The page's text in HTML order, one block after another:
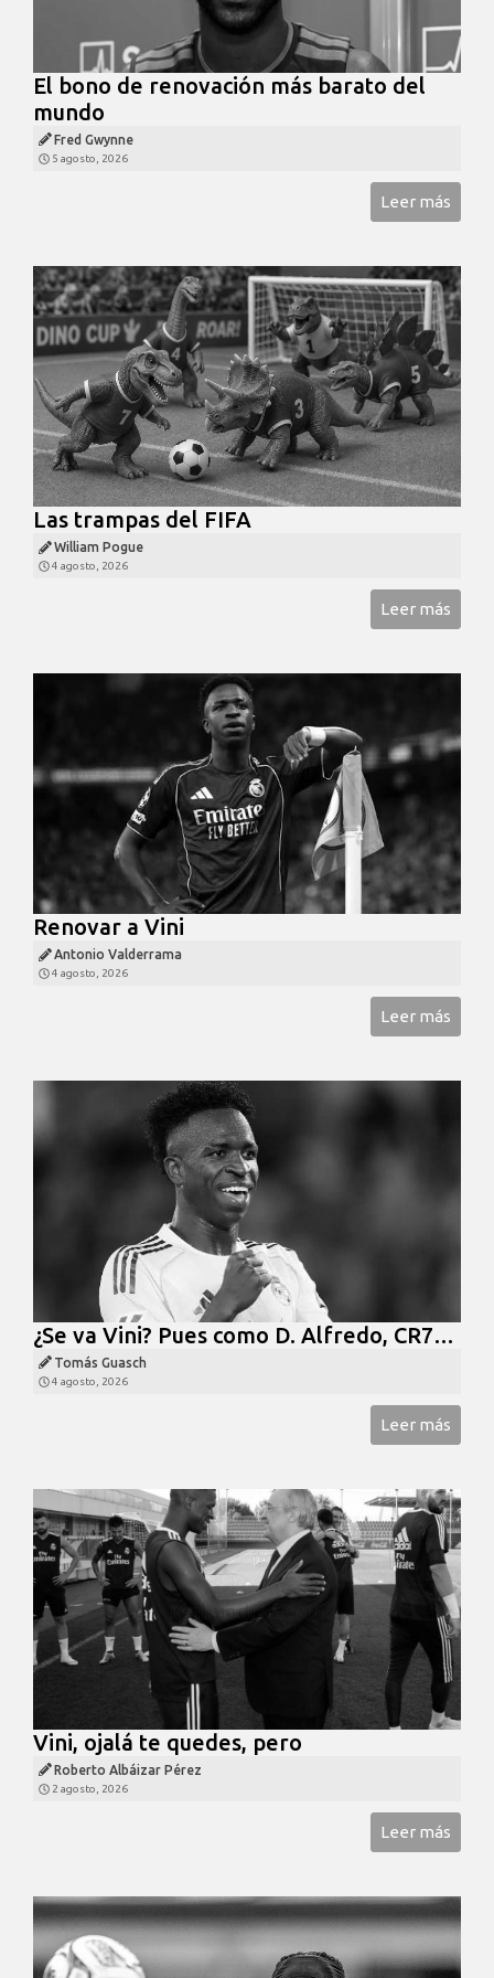
El bono de renovación más barato del
mundo
Fred Gwynne
5 agosto, 2026
Leer más
Las trampas del FIFA
William Pogue
4 agosto, 2026
Leer más
Renovar a Vini
Antonio Valderrama
4 agosto, 2026
Leer más
¿Se va Vini? Pues como D. Alfredo, CR7…
Tomás Guasch
4 agosto, 2026
Leer más
Vini, ojalá te quedes, pero
Roberto Albáizar Pérez
2 agosto, 2026
Leer más